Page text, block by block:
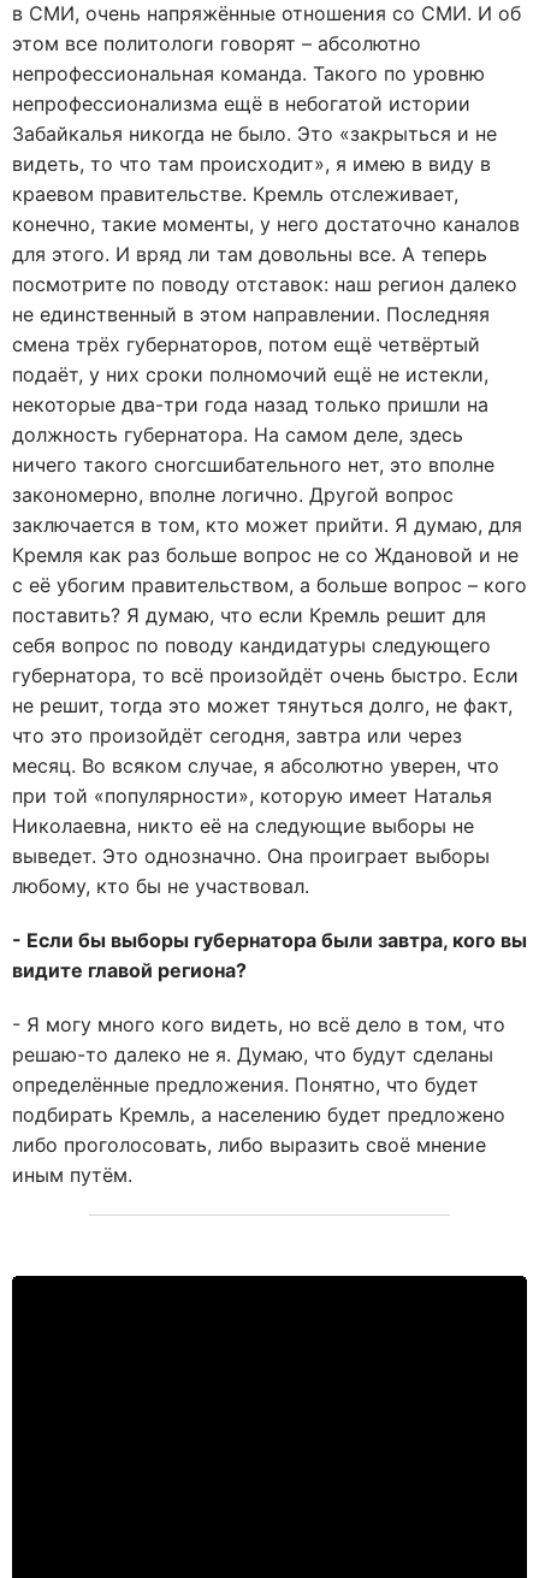
в СМИ, очень напряжённые отношения со СМИ. И об
этом все политологи говорят – абсолютно
непрофессиональная команда. Такого по уровню
непрофессионализма ещё в небогатой истории
Забайкалья никогда не было. Это «закрыться и не
видеть, то что там происходит», я имею в виду в
краевом правительстве. Кремль отслеживает,
конечно, такие моменты, у него достаточно каналов
для этого. И вряд ли там довольны все. А теперь
посмотрите по поводу отставок: наш регион далеко
не единственный в этом направлении. Последняя
смена трёх губернаторов, потом ещё четвёртый
подаёт, у них сроки полномочий ещё не истекли,
некоторые два-три года назад только пришли на
должность губернатора. На самом деле, здесь
ничего такого сногсшибательного нет, это вполне
закономерно, вполне логично. Другой вопрос
заключается в том, кто может прийти. Я думаю, для
Кремля как раз больше вопрос не со Ждановой и не
с её убогим правительством, а больше вопрос – кого
поставить? Я думаю, что если Кремль решит для
себя вопрос по поводу кандидатуры следующего
губернатора, то всё произойдёт очень быстро. Если
не решит, тогда это может тянуться долго, не факт,
что это произойдёт сегодня, завтра или через
месяц. Во всяком случае, я абсолютно уверен, что
при той «популярности», которую имеет Наталья
Николаевна, никто её на следующие выборы не
выведет. Это однозначно. Она проиграет выборы
любому, кто бы не участвовал.
- Если бы выборы губернатора были завтра, кого вы
видите главой региона?
- Я могу много кого видеть, но всё дело в том, что
решаю-то далеко не я. Думаю, что будут сделаны
определённые предложения. Понятно, что будет
подбирать Кремль, а населению будет предложено
либо проголосовать, либо выразить своё мнение
иным путём.